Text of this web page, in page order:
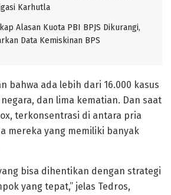
Karhutla
Alasan Kuota PBI BPJS Dikurangi,
Data Kemiskinan BPS
bahwa ada lebih dari 16.000 kasus
dan lima kematian. Dan saat
terkonsentrasi di antara pria
mereka yang memiliki banyak
bisa dihentikan dengan strategi
yang tepat,” jelas Tedros,